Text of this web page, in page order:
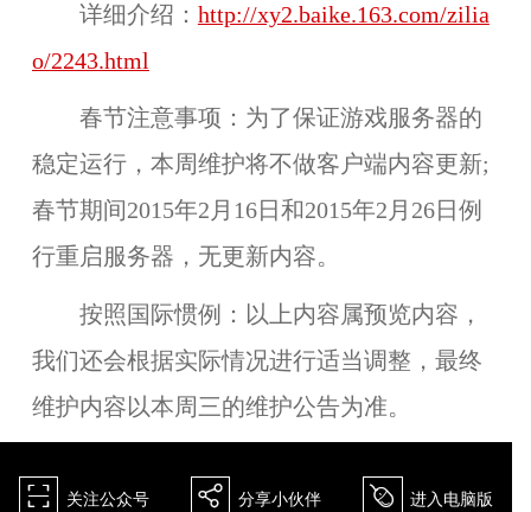
详细介绍： http://xy2.baike.163.com/zilia
o/2243.html
春节注意事项： 为了保证游戏服务器的
稳定运行，本周维护将不做客户端内容更新;
春节期间2015年2月16日和2015年2月26日例
行重启服务器，无更新内容。
按照国际惯例： 以上内容属预览内容，
我们还会根据实际情况进行适当调整，最终
维护内容以本周三的维护公告为准。
򰀁 关注公众号 򰀂 分享小伙伴 򰀄 进入电脑版